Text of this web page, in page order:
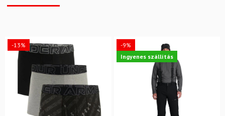
-13%
-9%
Ingyenes szállítás